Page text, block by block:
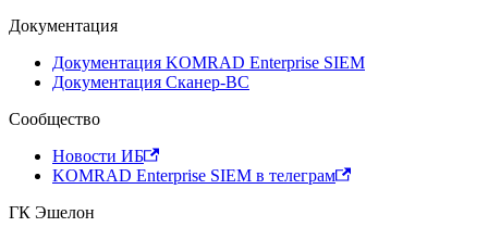
Документация
Документация KOMRAD Enterprise SIEM
Документация Сканер-ВС
Сообщество
Новости ИБ
KOMRAD Enterprise SIEM в телеграм
ГК Эшелон